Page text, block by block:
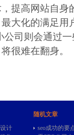
提高网站自身
大化的满足用
公司则会通过
很难在翻身。
计
随机文章
seo成功的要